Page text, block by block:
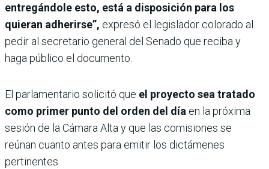
entregándole esto, está a disposición para los
quieran adherirse”, expresó el legislador colorado al
pedir al secretario general del Senado que reciba y
haga público el documento.
El parlamentario solicitó que el proyecto sea tratado
como primer punto del orden del día en la próxima
sesión de la Cámara Alta y que las comisiones se
reúnan cuanto antes para emitir los dictámenes
pertinentes.